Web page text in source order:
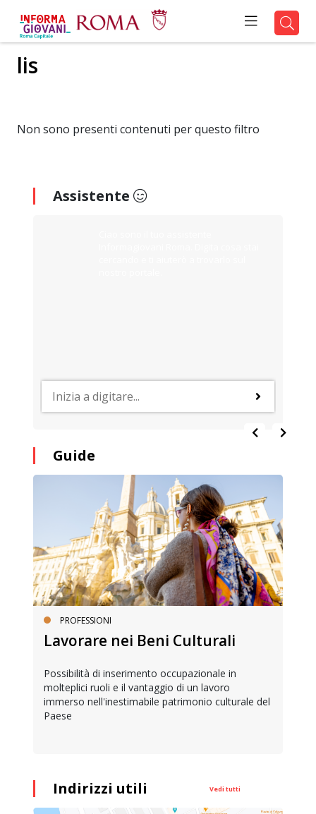
lis
Non sono presenti contenuti per questo filtro
Assistente
Guide
PROFESSIONI
Lavorare nei Beni Culturali
Possibilità di inserimento occupazionale in
molteplici ruoli e il vantaggio di un lavoro
immerso nell'inestimabile patrimonio culturale del
Paese
Indirizzi utili Vedi tutti